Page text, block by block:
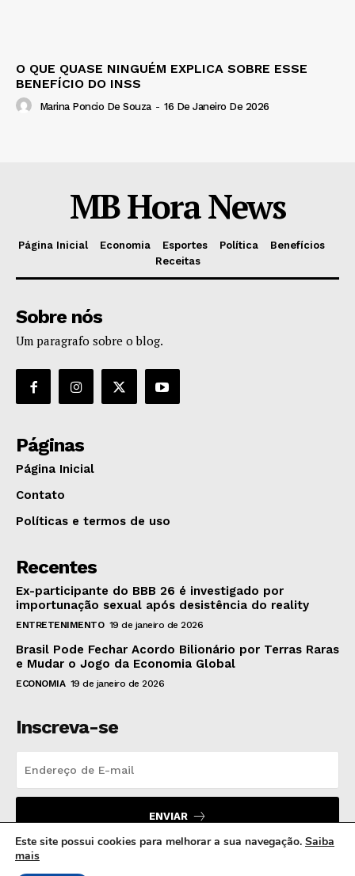
O QUE QUASE NINGUÉM EXPLICA SOBRE ESSE
BENEFÍCIO DO INSS
Marina Poncio De Souza - 16 De Janeiro De 2026
MB Hora News
Página Inicial Economia Esportes Política
Benefícios
Receitas
Sobre nós
Um paragrafo sobre o blog.
Páginas
Página Inicial
Contato
Políticas e termos de uso
Recentes
Ex-participante do BBB 26 é investigado por
importunação sexual após desistência do reality
ENTRETENIMENTO 19 de janeiro de 2026
Brasil Pode Fechar Acordo Bilionário por Terras Raras
e Mudar o Jogo da Economia Global
ECONOMIA 19 de janeiro de 2026
Inscreva-se
ENVIAR
Este site possui cookies para melhorar a sua navegação. Saiba
mais